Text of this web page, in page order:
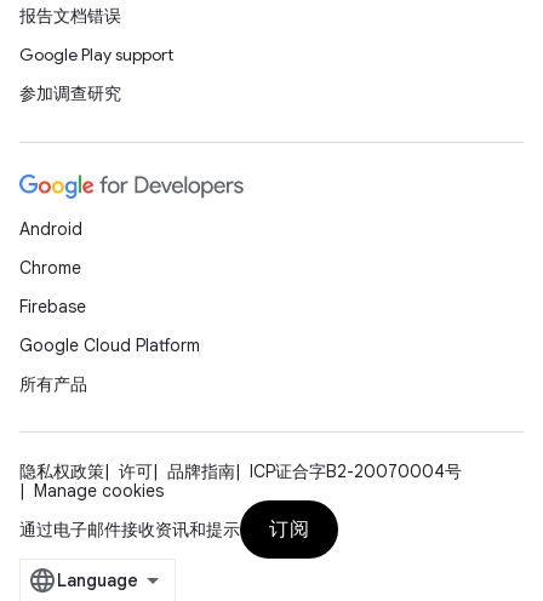
报告文档错误
Google Play support
参加调查研究
Android
Chrome
Firebase
Google Cloud Platform
所有产品
隐私权政策 许可 品牌指南
ICP证合字B2-20070004号
Manage cookies
通过电子邮件接收资讯和提示
订阅